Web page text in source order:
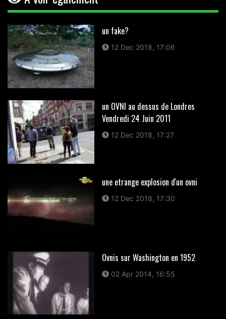
un fake?
12 Dec 2018, 17:06
un OVNI au dessus de Londres
Vendredi 24 Juin 2011
12 Dec 2018, 17:27
une etrange explosion d'un ovni
12 Dec 2018, 17:30
Ovnis sur Washington en 1952
02 Apr 2014, 16:55